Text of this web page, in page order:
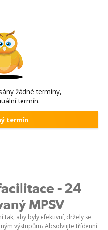
žádné termíny,
termín.
termín
- 24
MPSV
tak, aby byly efektivní, držely se
výstupům? Absolvujte třídenní